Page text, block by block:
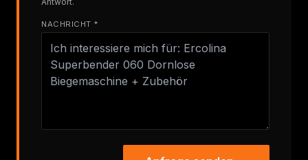
NACHRICHT *